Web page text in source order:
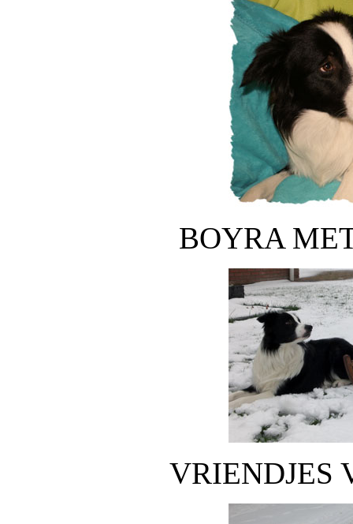
BOYRA
VRIENDJES